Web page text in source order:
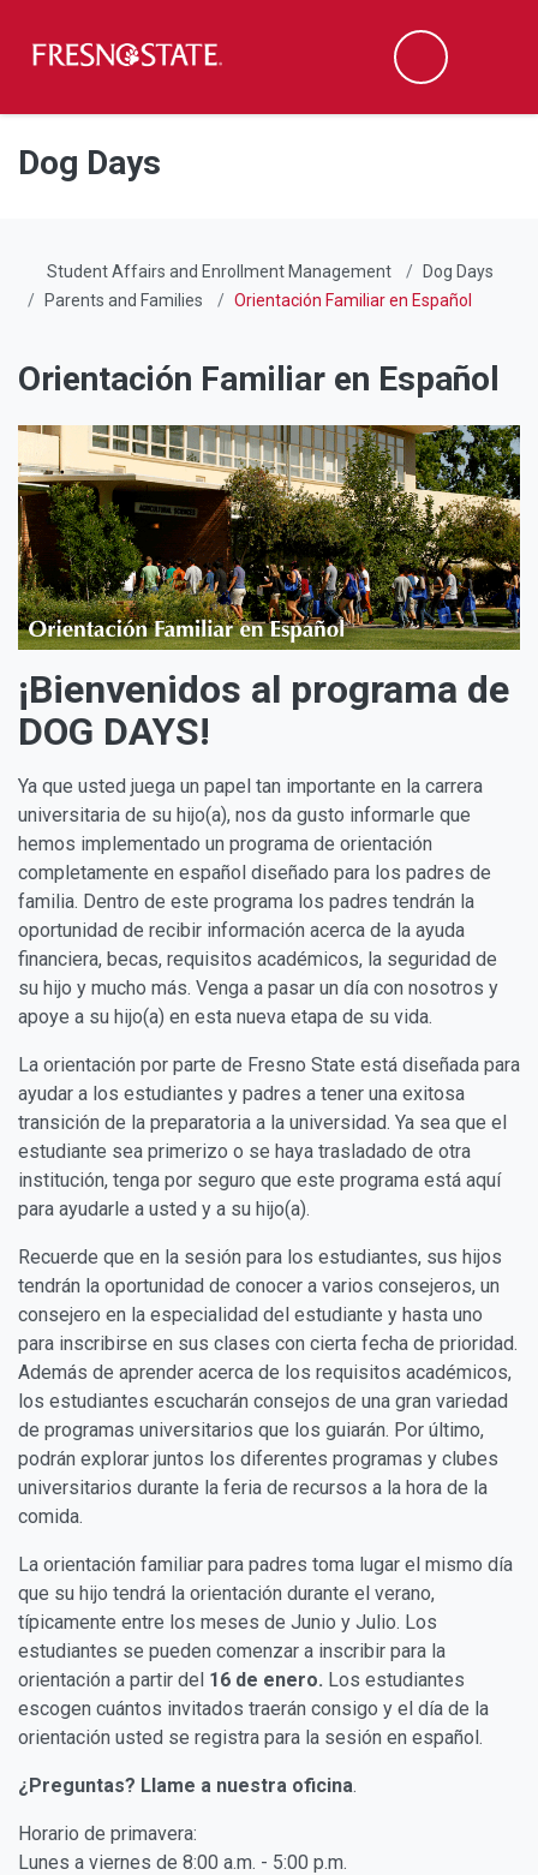
Skip to main content
Skip to main navigation
Skip to footer content
Search
Dog Days
Student Affairs and Enrollment Management
Dog Days
Parents and Families
Orientación Familiar en Español
Orientación Familiar en Español
¡Bienvenidos al programa de
DOG DAYS!
Ya que usted juega un papel tan importante en la carrera
universitaria de su hijo(a), nos da gusto informarle que
hemos implementado un programa de orientación
completamente en español diseñado para los padres de
familia. Dentro de este programa los padres tendrán la
oportunidad de recibir información acerca de la ayuda
financiera, becas, requisitos académicos, la seguridad de
su hijo y mucho más. Venga a pasar un día con nosotros y
apoye a su hijo(a) en esta nueva etapa de su vida.
La orientación por parte de Fresno State está diseñada para
ayudar a los estudiantes y padres a tener una exitosa
transición de la preparatoria a la universidad. Ya sea que el
estudiante sea primerizo o se haya trasladado de otra
institución, tenga por seguro que este programa está aquí
para ayudarle a usted y a su hijo(a).
Recuerde que en la sesión para los estudiantes, sus hijos
tendrán la oportunidad de conocer a varios consejeros, un
consejero en la especialidad del estudiante y hasta uno
para inscribirse en sus clases con cierta fecha de prioridad.
Además de aprender acerca de los requisitos académicos,
los estudiantes escucharán consejos de una gran variedad
de programas universitarios que los guiarán. Por último,
podrán explorar juntos los diferentes programas y clubes
universitarios durante la feria de recursos a la hora de la
comida.
La orientación familiar para padres toma lugar el mismo día
que su hijo tendrá la orientación durante el verano,
típicamente entre los meses de Junio y Julio. Los
estudiantes se pueden comenzar a inscribir para la
orientación a partir del 16 de enero. Los estudiantes
escogen cuántos invitados traerán consigo y el día de la
orientación usted se registra para la sesión en español.
¿Preguntas? Llame a nuestra oficina.
Horario de primavera:
Lunes a viernes de 8:00 a.m. - 5:00 p.m.